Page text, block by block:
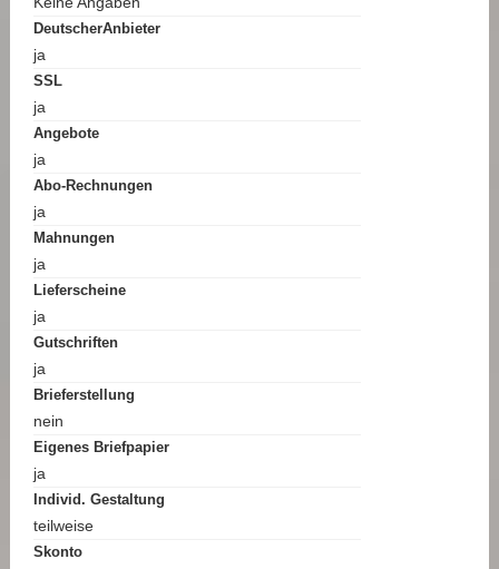
DeutscherAnbieter
ja
SSL
ja
Angebote
ja
Abo-Rechnungen
ja
Mahnungen
ja
Lieferscheine
ja
Gutschriften
ja
Brieferstellung
nein
Eigenes Briefpapier
ja
Individ. Gestaltung
teilweise
Skonto